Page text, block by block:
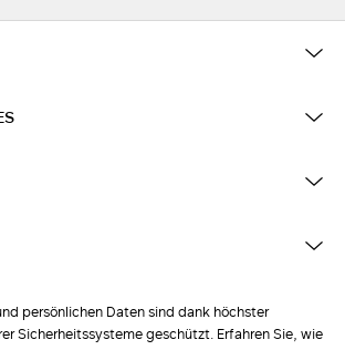
persönlichen Daten sind dank höchster
Sicherheitssysteme geschützt. Erfahren Sie, wie